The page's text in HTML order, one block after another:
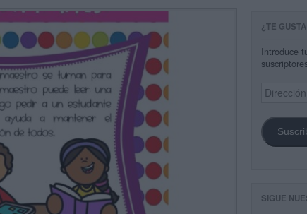
¿TE
Introduce
Dirección
de
SIGUE